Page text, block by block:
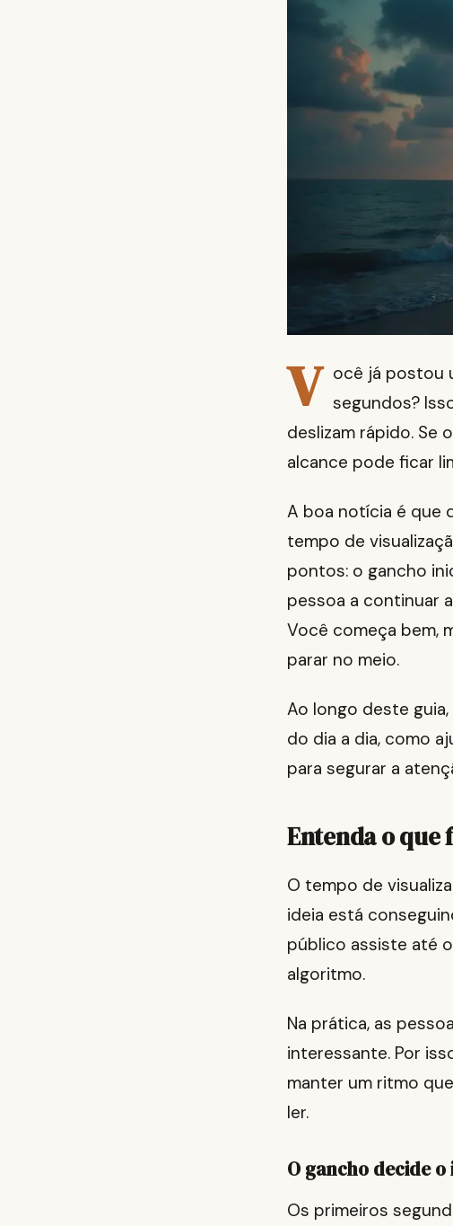
V ocê já postou
segundos?
deslizam rápido. Se
alcance pode ficar
A boa notícia é que
tempo de
pontos: o gancho
pessoa a continuar
Você começa bem,
parar no meio.
Ao longo deste
do dia a dia, como
para segurar a
Entenda o que
O tempo de
ideia está
público assiste até
algoritmo.
Na prática, as
interessante. Por
manter um ritmo
ler.
O gancho decide o
Os primeiros